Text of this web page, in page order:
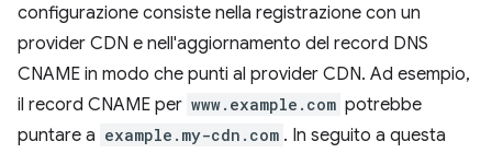
configurazione consiste nella registrazione con un
provider CDN e nell'aggiornamento del record DNS
CNAME in modo che punti al provider CDN. Ad esempio,
il record CNAME per www.example.com potrebbe
puntare a example.my-cdn.com . In seguito a questa